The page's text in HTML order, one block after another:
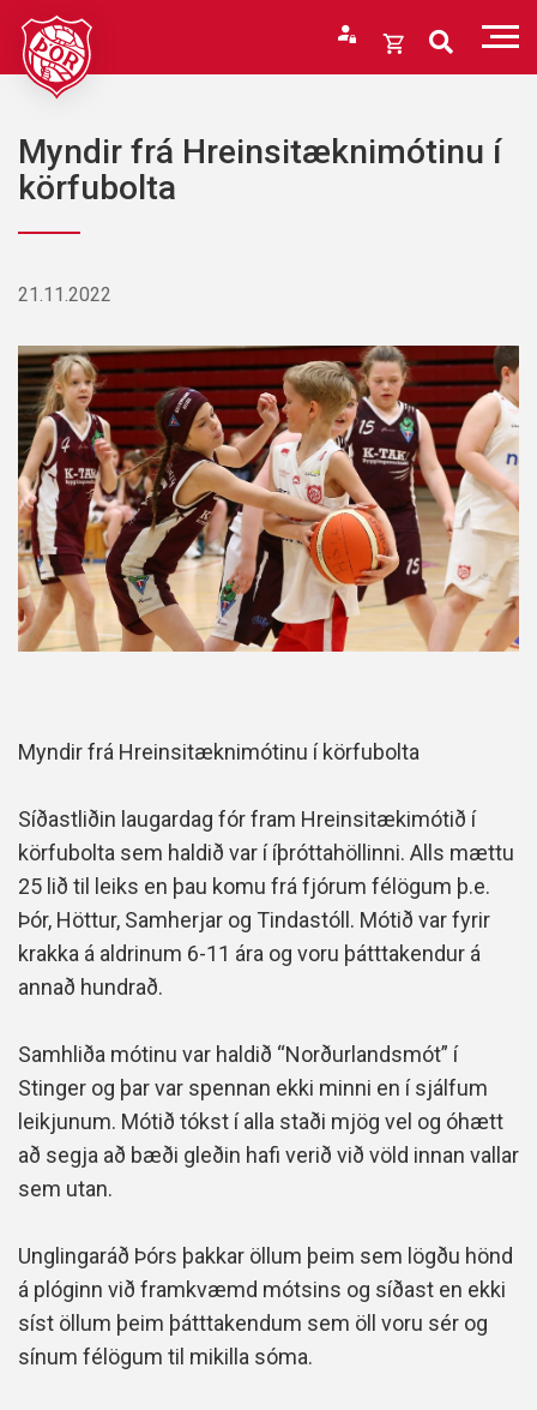
Fara
efni
Opna
Karfan þín
Loka
Karfan er tóm.
Myndir frá Hreinsitæknimótinu í
körfubolta
21.11.2022
Myndir frá Hreinsitæknimótinu í körfubolta
Síðastliðin laugardag fór fram Hreinsitækimótið í
körfubolta sem haldið var í íþróttahöllinni. Alls mættu
25 lið til leiks en þau komu frá fjórum félögum þ.e.
Þór, Höttur, Samherjar og Tindastóll. Mótið var fyrir
krakka á aldrinum 6-11 ára og voru þátttakendur á
annað hundrað.
Samhliða mótinu var haldið “Norðurlandsmót” í
Stinger og þar var spennan ekki minni en í sjálfum
leikjunum. Mótið tókst í alla staði mjög vel og óhætt
að segja að bæði gleðin hafi verið við völd innan vallar
sem utan.
Unglingaráð Þórs þakkar öllum þeim sem lögðu hönd
á plóginn við framkvæmd mótsins og síðast en ekki
síst öllum þeim þátttakendum sem öll voru sér og
sínum félögum til mikilla sóma.